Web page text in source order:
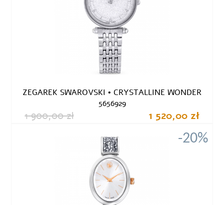
ZEGAREK SWAROVSKI • CRYSTALLINE WONDER
5656929
1 900,00 zł 1 520,00 zł
-20%